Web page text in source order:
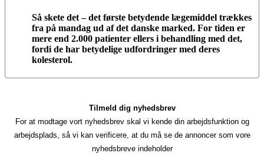
Så skete det – det første betydende lægemiddel trækkes
fra på mandag ud af det danske marked. For tiden er
mere end 2.000 patienter ellers i behandling med det,
fordi de har betydelige udfordringer med deres
kolesterol.
Tilmeld dig nyhedsbrev
For at modtage vort nyhedsbrev skal vi kende din arbejdsfunktion og
arbejdsplads, så vi kan verificere, at du må se de annoncer som vore
nyhedsbreve indeholder